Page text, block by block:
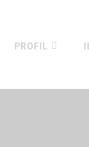
PROFIL